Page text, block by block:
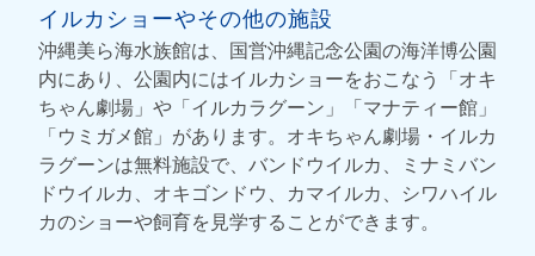
イルカショーやその他の施設
沖縄美ら海水族館は、国営沖縄記念公園の海洋博公園
内にあり、公園内にはイルカショーをおこなう「オキ
ちゃん劇場」や「イルカラグーン」「マナティー館」
「ウミガメ館」があります。オキちゃん劇場・イルカ
ラグーンは無料施設で、バンドウイルカ、ミナミバン
ドウイルカ、オキゴンドウ、カマイルカ、シワハイル
カのショーや飼育を見学することができます。